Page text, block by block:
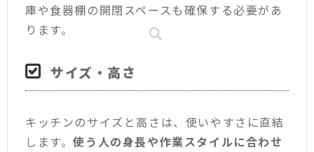
庫や食器棚の開閉スペースも確保する必要があ
ります。
サイズ・高さ
キッチンのサイズと高さは、使いやすさに直結
します。使う人の身長や作業スタイルに合わせ